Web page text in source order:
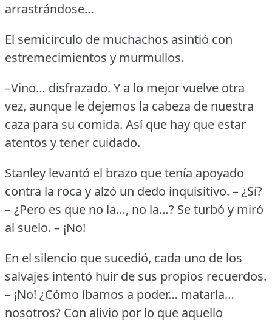
arrastrándose…
El semicírculo de muchachos asintió con
estremecimientos y murmullos.
–Vino… disfrazado. Y a lo mejor vuelve otra
vez, aunque le dejemos la cabeza de nuestra
caza para su comida. Así que hay que estar
atentos y tener cuidado.
Stanley levantó el brazo que tenía apoyado
contra la roca y alzó un dedo inquisitivo. – ¿Sí?
– ¿Pero es que no la…, no la…? Se turbó y miró
al suelo. – ¡No!
En el silencio que sucedió, cada uno de los
salvajes intentó huir de sus propios recuerdos.
– ¡No! ¿Cómo íbamos a poder… matarla…
nosotros? Con alivio por lo que aquello